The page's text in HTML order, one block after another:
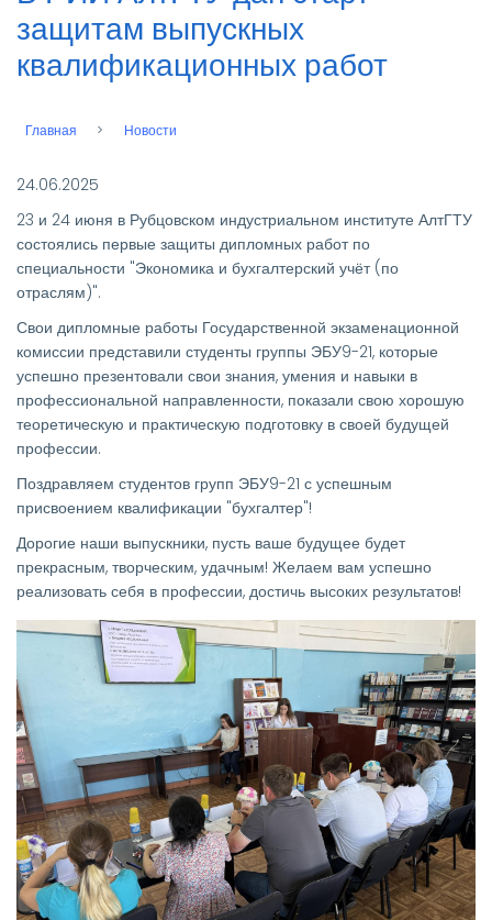
защитам выпускных
квалификационных работ
Строка
Главная Новости
24.06.2025
23 и 24 июня в Рубцовском индустриальном институте АлтГТУ
состоялись первые защиты дипломных работ по
специальности "Экономика и бухгалтерский учёт (по
отраслям)".
Свои дипломные работы Государственной экзаменационной
комиссии представили студенты группы ЭБУ9-21, которые
успешно презентовали свои знания, умения и навыки в
профессиональной направленности, показали свою хорошую
теоретическую и практическую подготовку в своей будущей
профессии.
Поздравляем студентов групп ЭБУ9-21 с успешным
присвоением квалификации "бухгалтер"!
Дорогие наши выпускники, пусть ваше будущее будет
прекрасным, творческим, удачным! Желаем вам успешно
реализовать себя в профессии, достичь высоких результатов!
Изображение